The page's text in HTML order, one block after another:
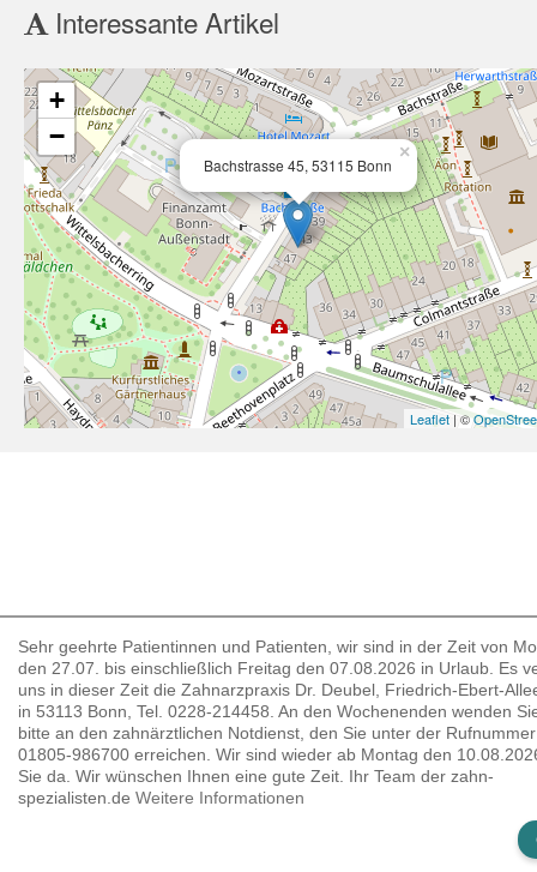
Interessante Artikel
Bachstrasse 45, 53115 Bonn
×
+
−
Leaflet | ©
Sehr geehrte Patientinnen und Patienten, wir sind in der Zeit von
den 27.07. bis einschließlich Freitag den 07.08.2026 in Urlaub. Es
uns in dieser Zeit die Zahnarzpraxis Dr. Deubel, Friedrich-Ebert-
in 53113 Bonn, Tel. 0228-214458. An den Wochenenden wenden
bitte an den zahnärztlichen Notdienst, den Sie unter der Rufnummer
01805-986700 erreichen. Wir sind wieder ab Montag den
Sie da. Wir wünschen Ihnen eine gute Zeit. Ihr Team der zahn-
spezialisten.de Weitere Informationen